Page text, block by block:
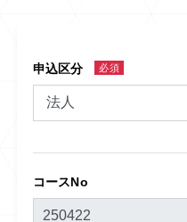
申込区分 必須
コースNo